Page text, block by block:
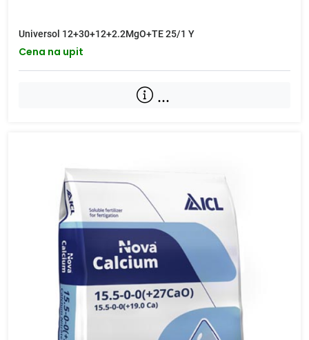
Universol 12+30+12+2.2MgO+TE 25/1 Y
Cena na upit
...